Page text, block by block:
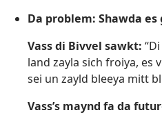
Da problem: Shawda
Vass di Bivvel sawkt:
land zayla sich froiya, es
sei un zayld bleeya mitt
Vass’s maynd fa da